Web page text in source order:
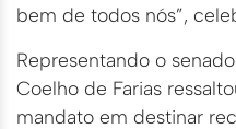
bem de todos nós”,
Representando o
Coelho de Farias
mandato em destinar